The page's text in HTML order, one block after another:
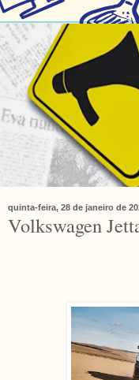
quinta-feira, 28 de janeiro de
Volkswagen